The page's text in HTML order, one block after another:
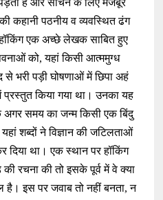
है और सोचने के लिए मजबूर
कहानी पठनीय व व्यवस्थित ढंग
एक अच्छे लेखक साबित हुए
को, यहां किसी आत्ममुग्ध
से भरी पड़ी घोषणाओं में छिपा अहं
किया गया था। उनका यह
समय का जन्म किसी एक बिंदु
शब्दों ने विज्ञान की जटिलताओं
दिया था। एक स्थान पर हॉकिंग
रचना की तो इसके पूर्व में वे क्या
इस पर जवाब तो नहीं बनता, न